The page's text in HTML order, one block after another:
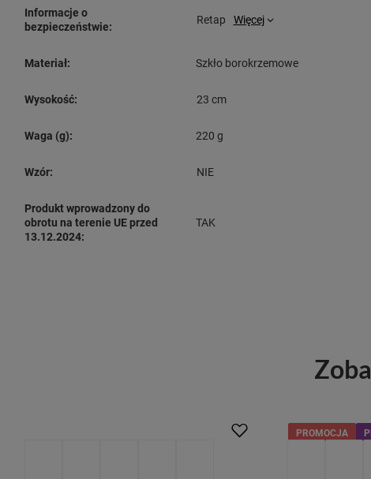
Informacje o
bezpieczeństwie:
Retap Więcej
Materiał: Szkło borokrzemowe
Wysokość: 23 cm
Waga (g): 220 g
Wzór: NIE
Produkt wprowadzony do
obrotu na terenie UE przed
13.12.2024:
TAK
PROMOCJA